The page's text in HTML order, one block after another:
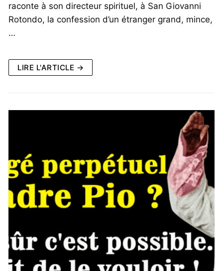
raconte à son directeur spirituel, à San Giovanni
Rotondo, la confession d’un étranger grand, mince,
…
LIRE L'ARTICLE →